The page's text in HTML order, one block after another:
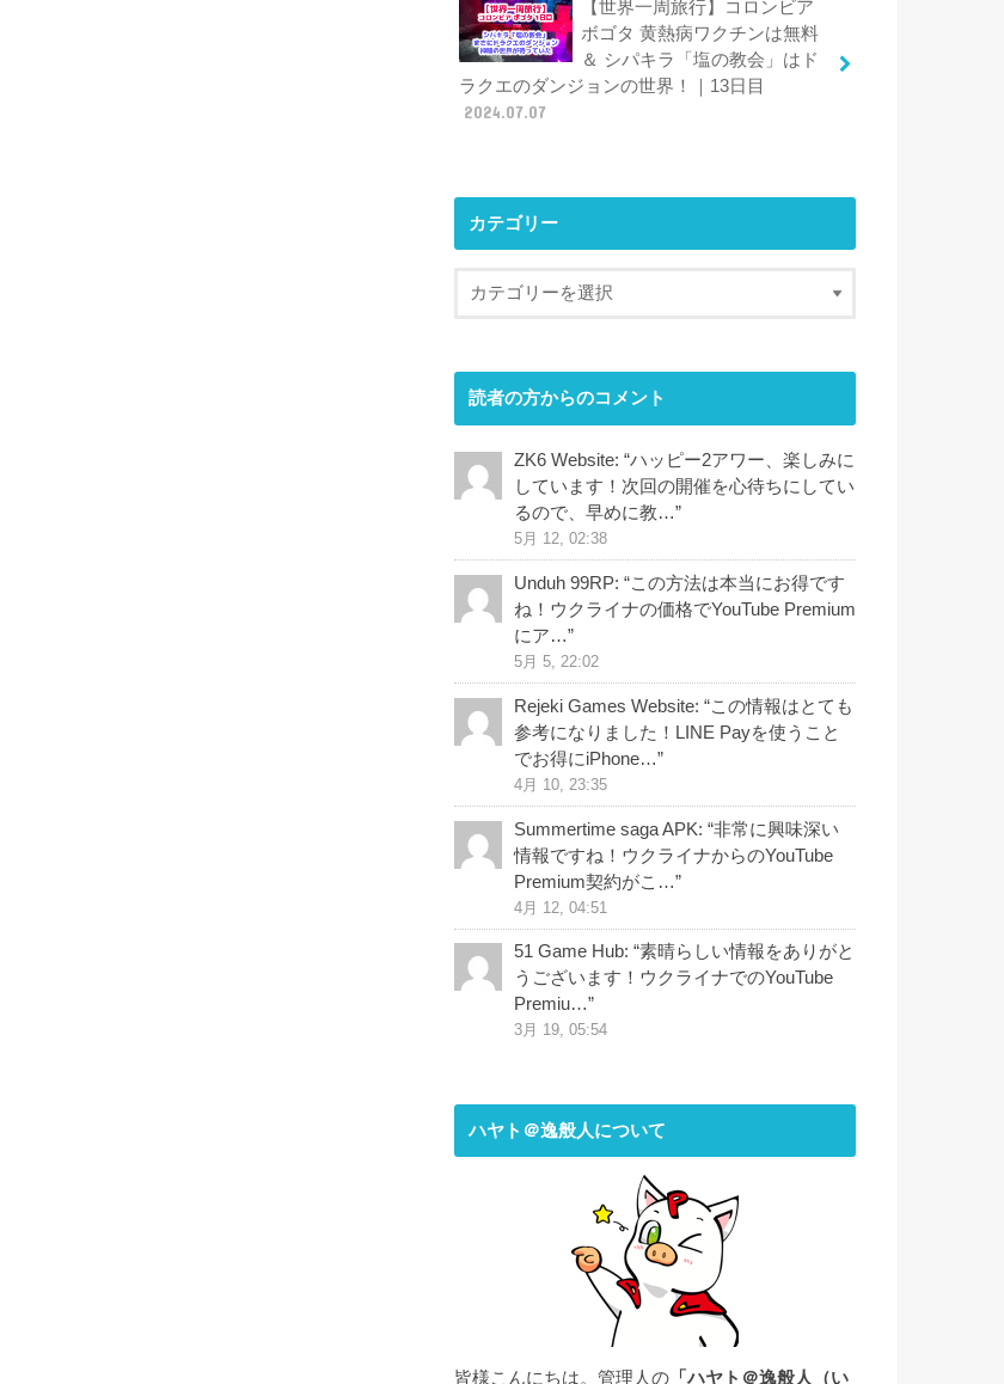
【世界一周旅行】コロンビア
ボゴタ 黄熱病ワクチンは無料
＆ シパキラ「塩の教会」はド
ラクエのダンジョンの世界！｜13日目
2024.07.07
カテゴリー
読者の方からのコメント
ZK6 Website: “ハッピー2アワー、楽しみに
しています！次回の開催を心待ちにしてい
るので、早めに教…”
5月 12, 02:38
Unduh 99RP: “この方法は本当にお得です
ね！ウクライナの価格でYouTube Premium
にア…”
5月 5, 22:02
Rejeki Games Website: “この情報はとても
参考になりました！LINE Payを使うこと
でお得にiPhone…”
4月 10, 23:35
Summertime saga APK: “非常に興味深い
情報ですね！ウクライナからのYouTube
Premium契約がこ…”
4月 12, 04:51
51 Game Hub: “素晴らしい情報をありがと
うございます！ウクライナでのYouTube
Premiu…”
3月 19, 05:54
ハヤト＠逸般人について
皆様こんにちは。管理人の 「ハヤト＠逸般人（い